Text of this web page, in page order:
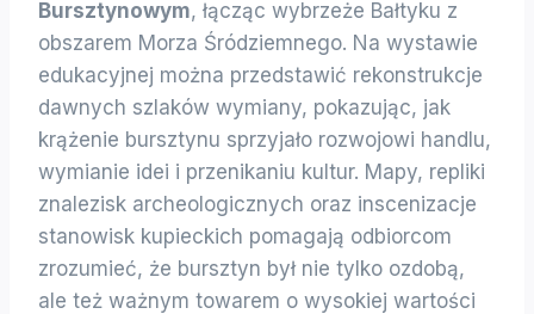
Bursztynowym, łącząc wybrzeże Bałtyku z
obszarem Morza Śródziemnego. Na wystawie
edukacyjnej można przedstawić rekonstrukcje
dawnych szlaków wymiany, pokazując, jak
krążenie bursztynu sprzyjało rozwojowi handlu,
wymianie idei i przenikaniu kultur. Mapy, repliki
znalezisk archeologicznych oraz inscenizacje
stanowisk kupieckich pomagają odbiorcom
zrozumieć, że bursztyn był nie tylko ozdobą,
ale też ważnym towarem o wysokiej wartości